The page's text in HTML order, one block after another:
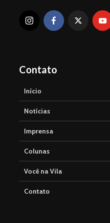
Contato
Início
Notícias
Imprensa
Colunas
Você na Vila
Contato